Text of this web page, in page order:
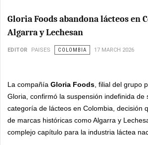
Gloria Foods abandona lácteos en
Algarra y Lechesan
EDITOR PAISES COLOMBIA 17 MARCH 2026
La compañía Gloria Foods , filial del grupo
Gloria, confirmó la suspensión indefinida de
categoría de lácteos en Colombia, decisión
de marcas históricas como Algarra y
complejo capítulo para la industria láctea